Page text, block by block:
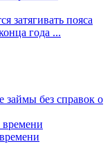
затягивать пояса
года ...
без справок о